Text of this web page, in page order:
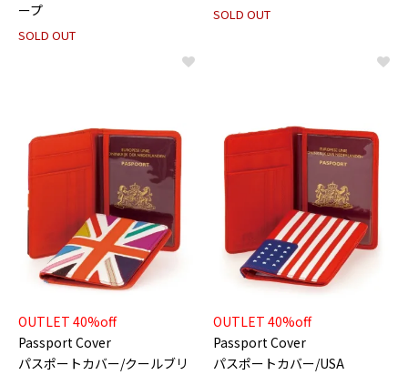
ープ
SOLD OUT
SOLD OUT
OUTLET 40%off
Passport Cover
パスポートカバー/クールブリ
OUTLET 40%off
Passport Cover
パスポートカバー/USA